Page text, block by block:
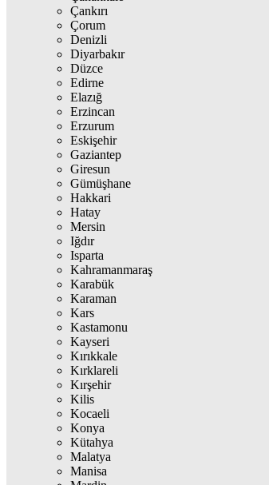
Çankırı
Çorum
Denizli
Diyarbakır
Düzce
Edirne
Elazığ
Erzincan
Erzurum
Eskişehir
Gaziantep
Giresun
Gümüşhane
Hakkari
Hatay
Mersin
Iğdır
Isparta
Kahramanmaraş
Karabük
Karaman
Kars
Kastamonu
Kayseri
Kırıkkale
Kırklareli
Kırşehir
Kilis
Kocaeli
Konya
Kütahya
Malatya
Manisa